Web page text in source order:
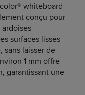
whiteboard
conçu pour
surfaces lisses
sans laisser de
1 mm offre
garantissant une